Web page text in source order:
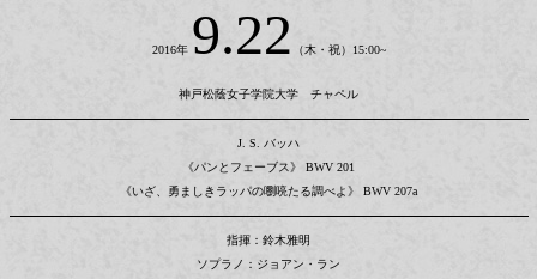
2016年 9.22 （木・祝）15:00~
神戸松蔭女子学院大学 チャペル
J. S. バッハ
《パンとフェーブス》 BWV 201
《いざ、勇ましきラッパの嚠喨たる調べよ》 BWV 207a
指揮：鈴木雅明
ソプラノ：ジョアン・ラン